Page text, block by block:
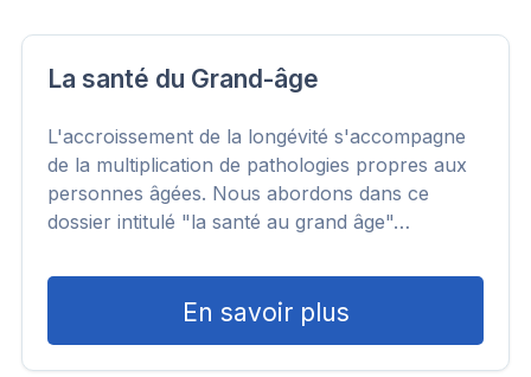
La santé du Grand-âge
L'accroissement de la longévité s'accompagne
de la multiplication de pathologies propres aux
personnes âgées. Nous abordons dans ce
dossier intitulé "la santé au grand âge"…
En savoir plus